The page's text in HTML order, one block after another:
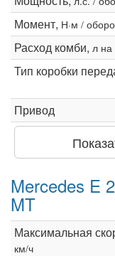
Момент, Н·м /
Расход комби, л на
Тип коробки
Привод
Mercedes E
MT
Максимальная
км/ч